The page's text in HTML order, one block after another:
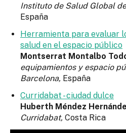
Instituto de Salud Global
España
Herramienta para evaluar
salud en el espacio público
Montserrat Montalbo
equipamientos y espacio
Barcelona, España
Curridabat - ciudad dulce
Huberth Méndez
Curridabat, Costa Rica